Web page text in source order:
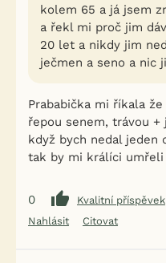
kolem 65 a já jsem
a řekl mi proč jim
20 let a nikdy jim
ječmen a seno a nic
Prababička mi říkala
řepou senem, trávou +
když bych nedal jeden
tak by mi králíci umřeli
0
Kvalitní příspěvek
Nahlásit
Citovat